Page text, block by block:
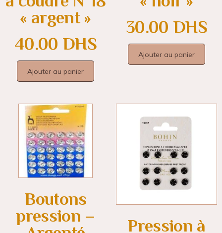
« argent »
40.00 DHS
Ajouter au panier
30.00 DHS
Ajouter au panier
Boutons
pression –
Pression à